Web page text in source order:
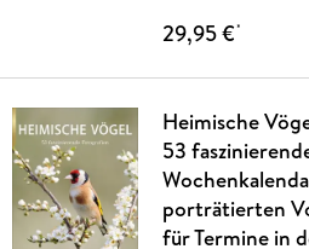
29,95 €*
Heimische
53
porträtierten
für Termine in